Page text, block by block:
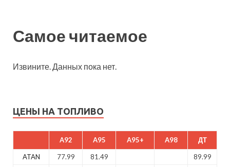
Самое читаемое
Извините. Данных пока нет.
ЦЕНЫ НА ТОПЛИВО
A92 A95 A95+ A98 ДТ
ATAN 77.99 81.49
89.99